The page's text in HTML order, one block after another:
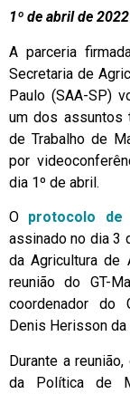
1º de abril de 2022
A parceria
Secretaria de
Paulo (SAA-SP)
um dos assuntos
de Trabalho de
por
dia 1º de abril.
O protocolo de
assinado no dia 3
da Agricultura de
reunião do GT-
coordenador do
Denis Herisson da
Durante a
da Política de